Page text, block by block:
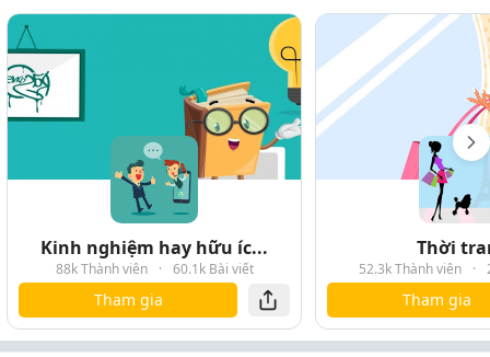
Kinh nghiệm hay hữu íc...
88k Thành viên · 60.1k Bài viết
Tham gia
Thời
52.3k Thành viên ·
Tham gia